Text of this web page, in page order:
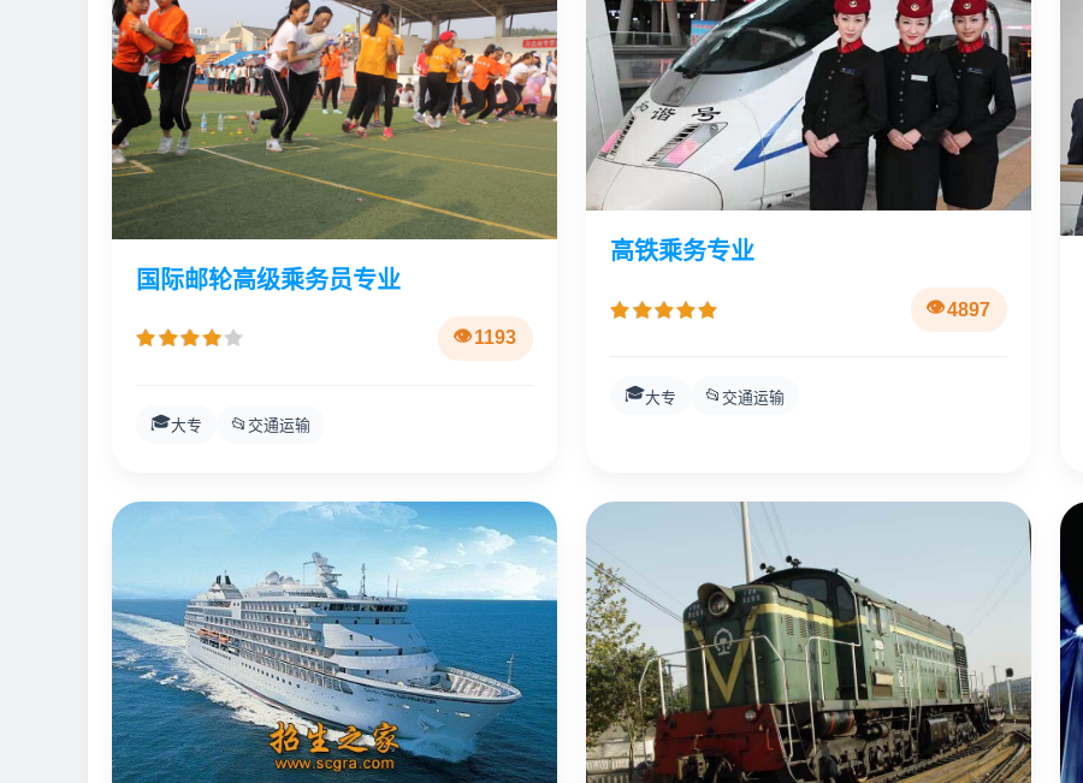
国际邮轮高级乘务员专业
1193
🎓大专 📂 交通运输
高铁乘务专业
4897
🎓大专 📂 交通运输